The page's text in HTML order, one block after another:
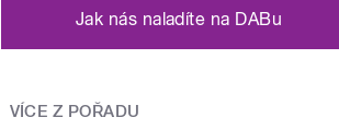
Jak nás naladíte na DABu
VÍCE Z POŘADU